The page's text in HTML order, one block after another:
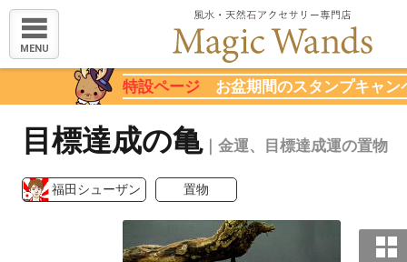
MENU
特設ページ お盆期間のスタンプキャン
目標達成の亀｜金運、目標達成運の置物
福田シューザン 置物